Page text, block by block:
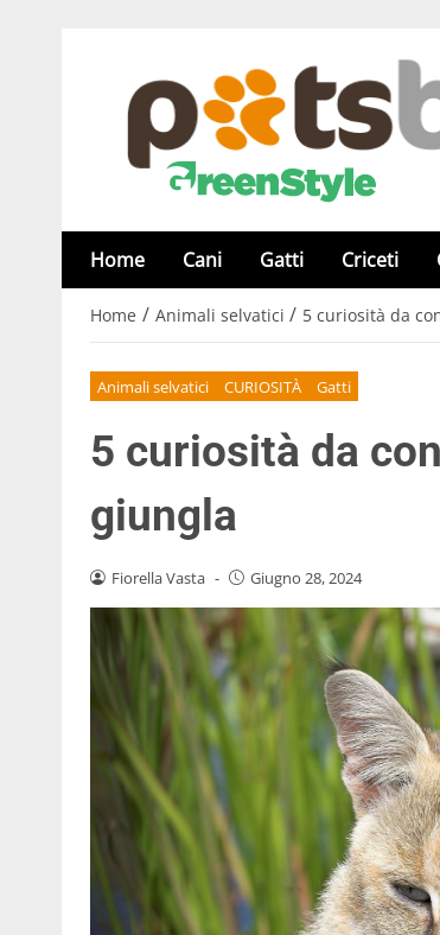
Home Cani Gatti Criceti
Home / Animali selvatici / 5 curiosità da
Animali selvatici CURIOSITÀ Gatti
5 curiosità da
giungla
Fiorella Vasta - Giugno 28, 2024